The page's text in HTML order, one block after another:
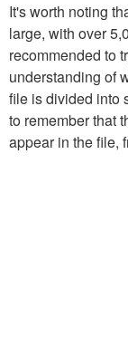
It's worth noting
large, with over
recommended to
understanding of
file is divided into
to remember that
appear in the file,